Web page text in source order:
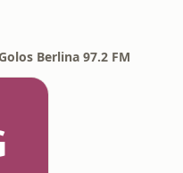
Berlina 97.2 FM